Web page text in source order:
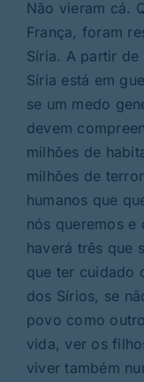
Não vieram cá.
França, foram
Síria. A partir de
Síria está em
se um medo
devem
milhões de
milhões de
humanos que
nós queremos e
haverá três que
que ter cuidado
dos Sírios, se
povo como
vida, ver os
viver também